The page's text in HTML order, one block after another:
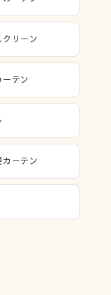
クリーン
ーテン
カーテン